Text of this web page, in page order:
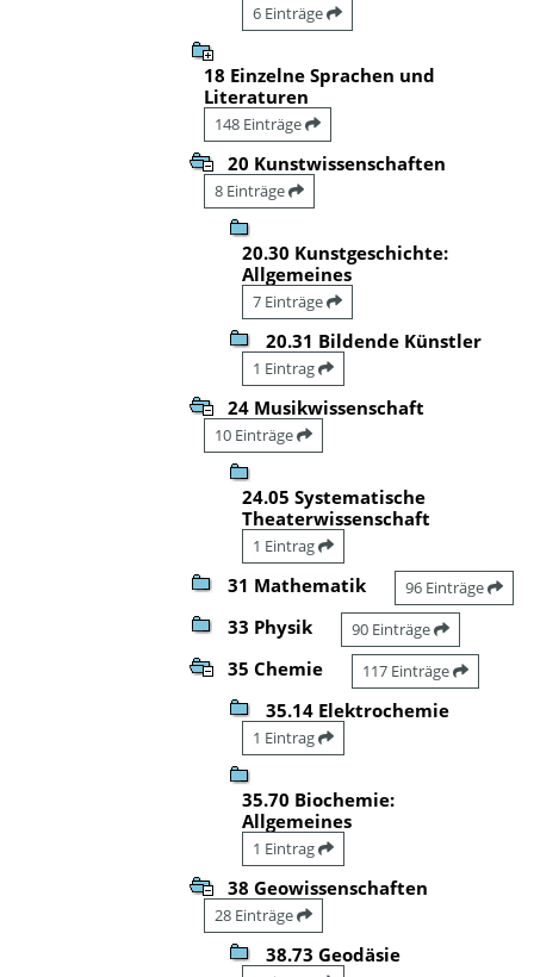
6 Einträge
18 Einzelne Sprachen und
Literaturen
148 Einträge
20 Kunstwissenschaften
8 Einträge
20.30 Kunstgeschichte:
Allgemeines
7 Einträge
20.31 Bildende Künstler
1 Eintrag
24 Musikwissenschaft
10 Einträge
24.05 Systematische
Theaterwissenschaft
1 Eintrag
31 Mathematik 96 Einträge
33 Physik 90 Einträge
35 Chemie 117 Einträge
35.14 Elektrochemie
1 Eintrag
35.70 Biochemie:
Allgemeines
1 Eintrag
38 Geowissenschaften
28 Einträge
38.73 Geodäsie